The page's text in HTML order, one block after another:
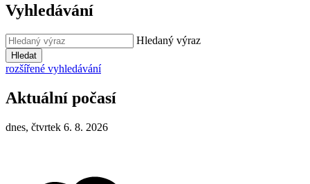
Vyhledávání
Hledaný výraz
Hledat
rozšířené vyhledávání
Aktuální počasí
dnes, čtvrtek 6. 8. 2026